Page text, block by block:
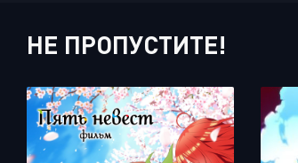
НЕ ПРОПУСТИТЕ!